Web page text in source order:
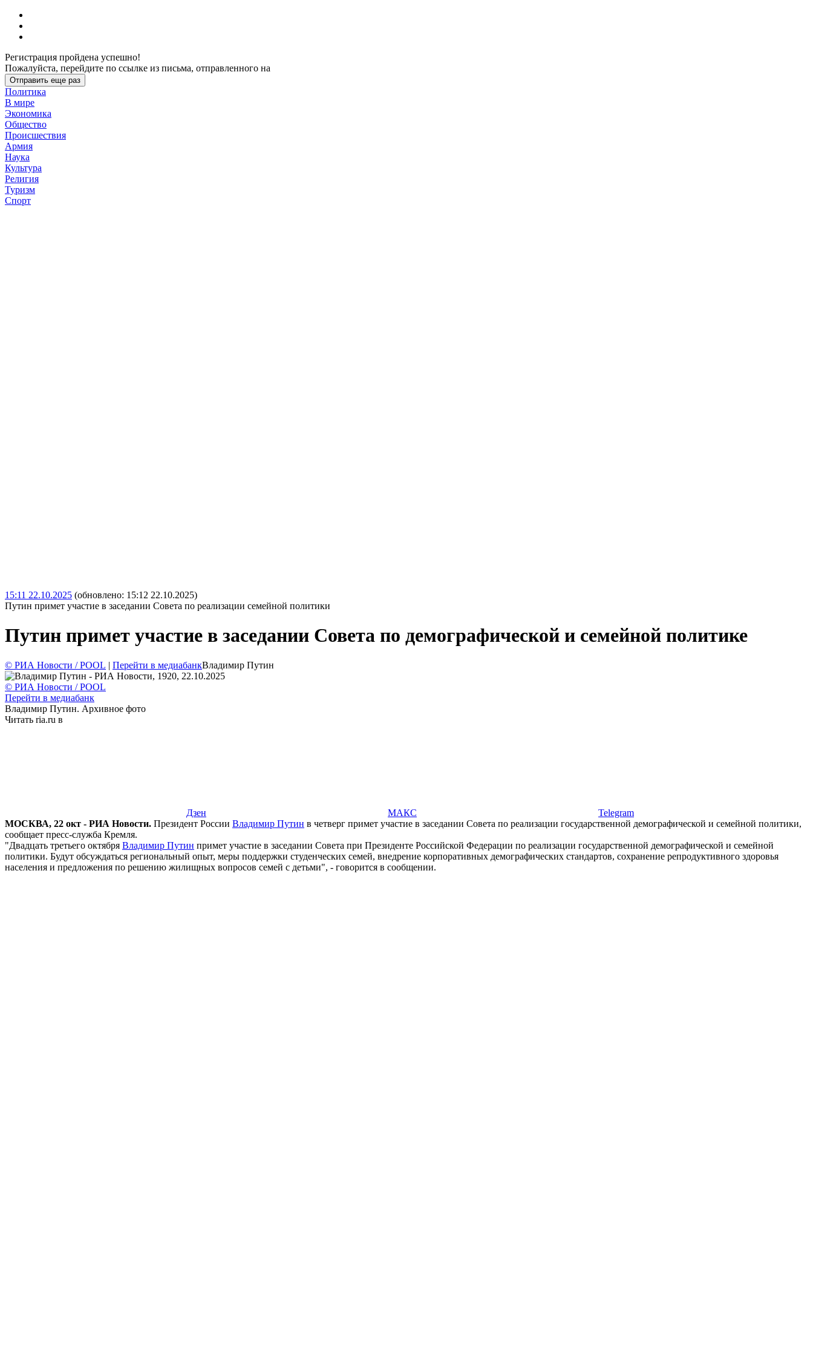
Регистрация пройдена успешно!
Пожалуйста, перейдите по ссылке из письма, отправленного на
Отправить еще раз
Политика
В мире
Экономика
Общество
Происшествия
Армия
Наука
Культура
Религия
Туризм
Спорт
15:11 22.10.2025 (обновлено: 15:12 22.10.2025)
Путин примет участие в заседании Совета по реализации семейной политики
Путин примет участие в заседании Совета по демографической и семейной политике
© РИА Новости / POOL | Перейти в медиабанкВладимир Путин
© РИА Новости / POOL
Перейти в медиабанк
Владимир Путин. Архивное фото
Читать ria.ru в
Дзен МАКС
Telegram
МОСКВА, 22 окт - РИА Новости. Президент России Владимир Путин в четверг примет участие в заседании Совета по реализации государственной демографической и семейной политики,
сообщает пресс-служба Кремля.
"Двадцать третьего октября Владимир Путин примет участие в заседании Совета при Президенте Российской Федерации по реализации государственной демографической и семейной
политики. Будут обсуждаться региональный опыт, меры поддержки студенческих семей, внедрение корпоративных демографических стандартов, сохранение репродуктивного здоровья
населения и предложения по решению жилищных вопросов семей с детьми", - говорится в сообщении.